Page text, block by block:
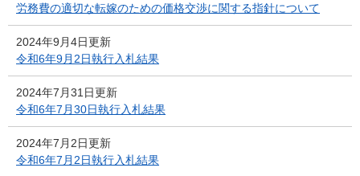
労務費の適切な転嫁のための価格交渉に関する指針について
2024年9月4日更新
令和6年9月2日執行入札結果
2024年7月31日更新
令和6年7月30日執行入札結果
2024年7月2日更新
令和6年7月2日執行入札結果